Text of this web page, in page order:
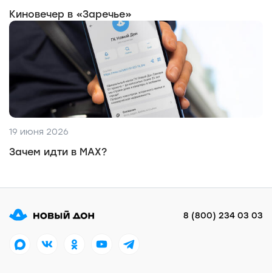
Киновечер в «Заречье»
19 июня 2026
Зачем идти в MAX?
8 (800) 234 03 03